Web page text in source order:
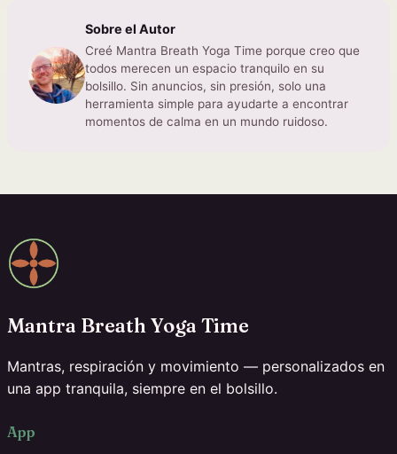
Sobre el Autor
Creé Mantra Breath Yoga Time porque creo que
todos merecen un espacio tranquilo en su
bolsillo. Sin anuncios, sin presión, solo una
herramienta simple para ayudarte a encontrar
momentos de calma en un mundo ruidoso.
Mantra Breath Yoga Time
Mantras, respiración y movimiento — personalizados en
una app tranquila, siempre en el bolsillo.
App